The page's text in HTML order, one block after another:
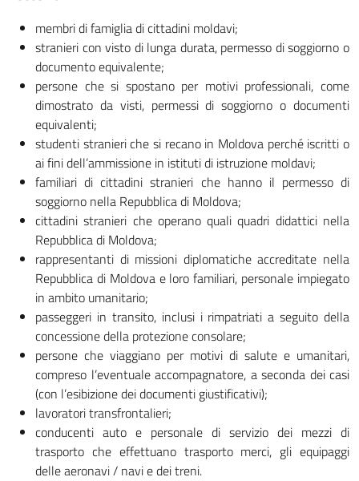
membri di famiglia di cittadini moldavi;
stranieri con visto di lunga durata, permesso di soggiorno o
documento equivalente;
persone che si spostano per motivi professionali, come
dimostrato da visti, permessi di soggiorno o documenti
equivalenti;
studenti stranieri che si recano in Moldova perché iscritti o
ai fini dell’ammissione in istituti di istruzione moldavi;
familiari di cittadini stranieri che hanno il permesso di
soggiorno nella Repubblica di Moldova;
cittadini stranieri che operano quali quadri didattici nella
Repubblica di Moldova;
rappresentanti di missioni diplomatiche accreditate nella
Repubblica di Moldova e loro familiari, personale impiegato
in ambito umanitario;
passeggeri in transito, inclusi i rimpatriati a seguito della
concessione della protezione consolare;
persone che viaggiano per motivi di salute e umanitari,
compreso l’eventuale accompagnatore, a seconda dei casi
(con l’esibizione dei documenti giustificativi);
lavoratori transfrontalieri;
conducenti auto e personale di servizio dei mezzi di
trasporto che effettuano trasporto merci, gli equipaggi
delle aeronavi / navi e dei treni.